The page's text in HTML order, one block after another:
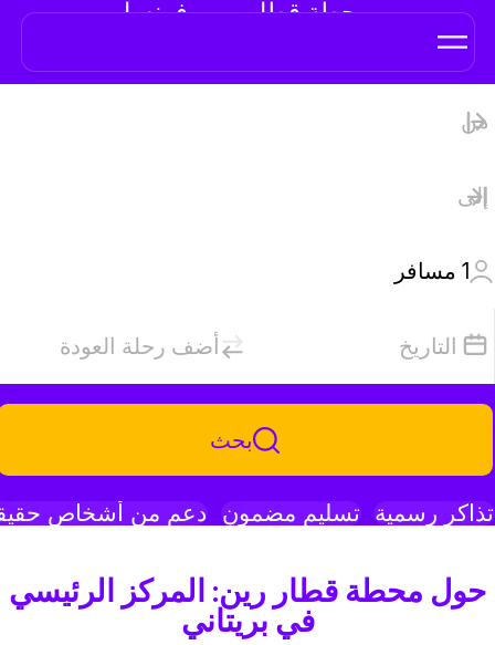
محطة قطار رين، فرنسا
1 مسافر
التاريخ أضف رحلة العودة
بحث
تذاكر رسمية تسليم مضمون دعم من أشخاص
حول محطة قطار رين: المركز الرئيسي
في بريتاني